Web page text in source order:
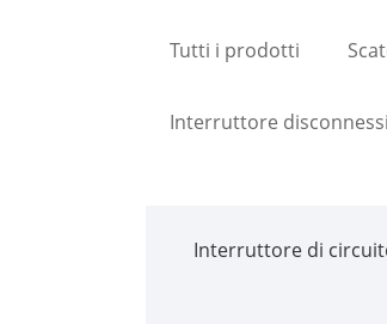
Tutti i prodotti
Interruttore
Interruttore di